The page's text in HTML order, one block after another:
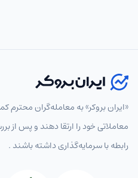
«ایران بروکر» به معامله‌گران محترم
معاملاتی خود را ارتقا دهند و پس از
رابطه با سرمایه‌گذاری داشته باشند .